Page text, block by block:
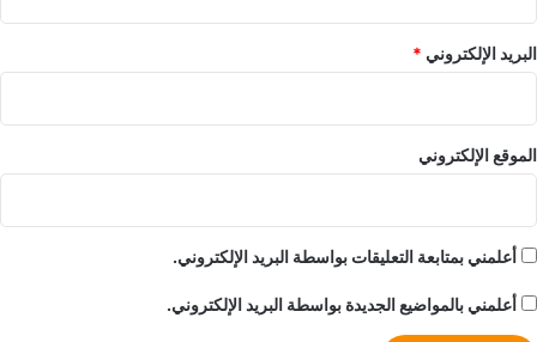
البريد الإلكتروني *
الموقع الإلكتروني
أعلمني بمتابعة التعليقات بواسطة البريد الإلكتروني.
أعلمني بالمواضيع الجديدة بواسطة البريد الإلكتروني.